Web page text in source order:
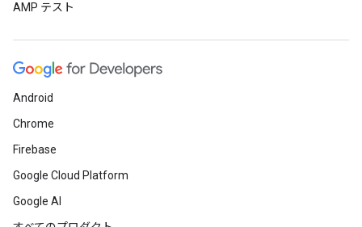
AMP テスト
Android
Chrome
Firebase
Google Cloud Platform
Google AI